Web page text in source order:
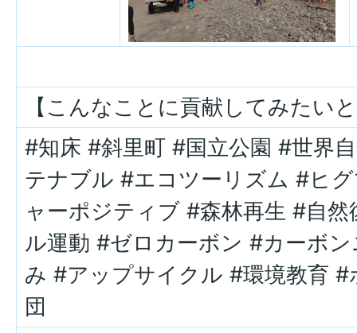
【こんなことに貢献してみたい
#知床 #斜里町 #国立公園 #世界
テナブル #エコツーリズム #ヒ
ャーポジティブ #森林再生 #自
ル運動 #ゼロカーボン #カーボ
み #アップサイクル #環境教育
団